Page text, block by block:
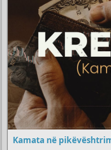
Kamata në